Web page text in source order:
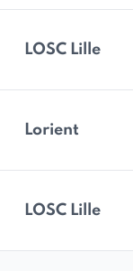
LOSC Lille
Lorient
LOSC Lille